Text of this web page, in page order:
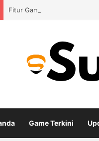
Fitur Gameplay Baru EA
Game Terkini